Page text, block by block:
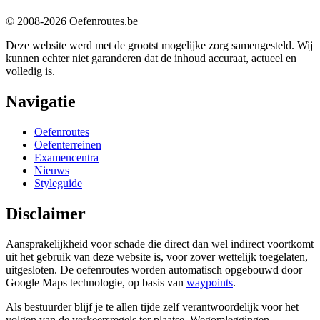
© 2008-2026 Oefenroutes.be
Deze website werd met de grootst mogelijke zorg samengesteld. Wij
kunnen echter niet garanderen dat de inhoud accuraat, actueel en
volledig is.
Navigatie
Oefenroutes
Oefenterreinen
Examencentra
Nieuws
Styleguide
Disclaimer
Aansprakelijkheid voor schade die direct dan wel indirect voortkomt
uit het gebruik van deze website is, voor zover wettelijk toegelaten,
uitgesloten. De oefenroutes worden automatisch opgebouwd door
Google Maps technologie, op basis van waypoints.
Als bestuurder blijf je te allen tijde zelf verantwoordelijk voor het